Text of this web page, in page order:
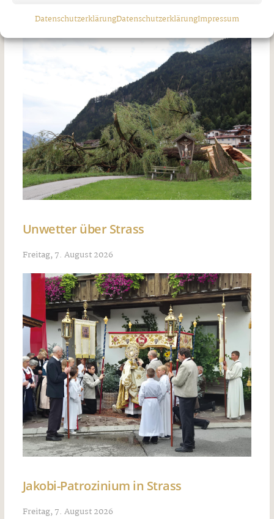
DatenschutzerklärungDatenschutzerklärungImpressum
Unwetter über Strass
Freitag, 7. August 2026
Jakobi-Patrozinium in Strass
Freitag, 7. August 2026